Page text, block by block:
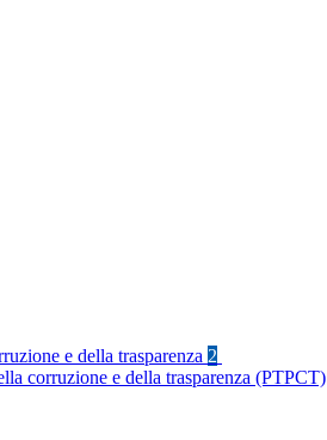
e della trasparenza 2
corruzione e della trasparenza (PTPCT)